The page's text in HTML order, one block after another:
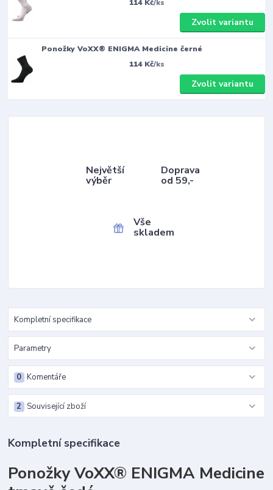
114 Kč/ks
Zvolit variantu
Ponožky VoXX® ENIGMA Medicine černé
114 Kč/ks
Zvolit variantu
Největší
výběr
Doprava
od 59,-
Vše
skladem
Kompletní specifikace
Parametry
Komentáře
0
Související zboží
2
Kompletní specifikace
Ponožky VoXX® ENIGMA Medicine